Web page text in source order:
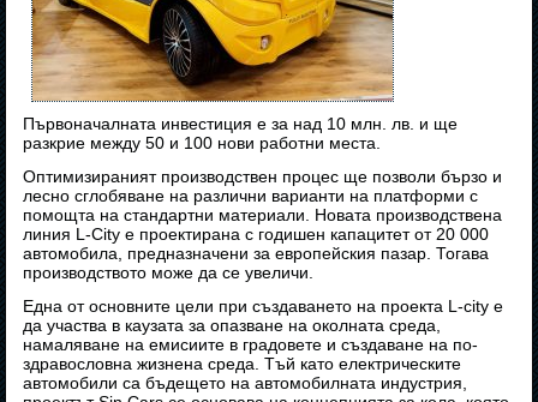
Първоначалната инвестиция е за над 10 млн. лв. и ще
разкрие между 50 и 100 нови работни места.
Оптимизираният производствен процес ще позволи бързо и
лесно сглобяване на различни варианти на платформи с
помощта на стандартни материали. Новата производствена
линия L-City е проектирана с годишен капацитет от 20 000
автомобила, предназначени за европейския пазар. Тогава
производството може да се увеличи.
Една от основните цели при създаването на проекта L-city е
да участва в каузата за опазване на околната среда,
намаляване на емисиите в градовете и създаване на по-
здравословна жизнена среда. Тъй като електрическите
автомобили са бъдещето на автомобилната индустрия,